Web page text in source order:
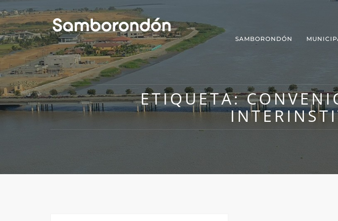
SAMBORONDÓN
ETIQUETA: